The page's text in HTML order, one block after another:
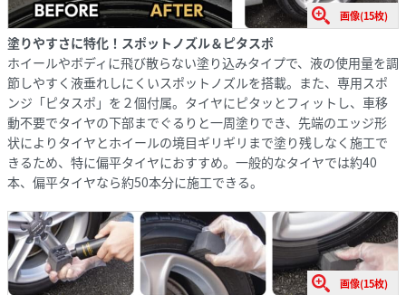
画像(15枚)
塗りやすさに特化！スポットノズル＆ピタスポ
ホイールやボディに飛び散らない塗り込みタイプで、液の使用量を調
節しやすく液垂れしにくいスポットノズルを搭載。また、専用スポ
ンジ「ピタスポ」を２個付属。タイヤにピタッとフィットし、車移
動不要でタイヤの下部までぐるりと一周塗りでき、先端のエッジ形
状によりタイヤとホイールの境目ギリギリまで塗り残しなく施工で
きるため、特に偏平タイヤにおすすめ。一般的なタイヤでは約40
本、偏平タイヤなら約50本分に施工できる。
画像(15枚)